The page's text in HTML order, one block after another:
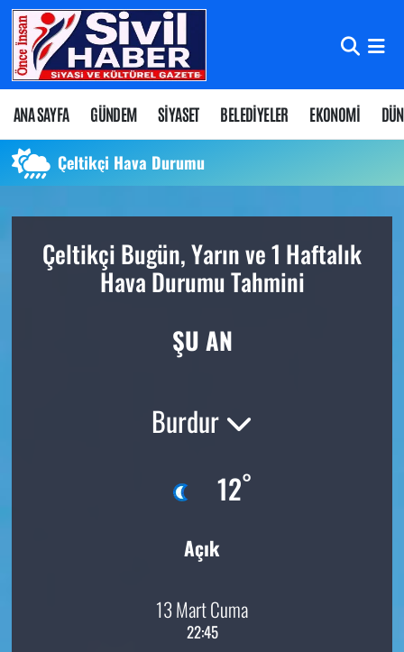
ANA SAYFA GÜNDEM SİYASET BELEDİYELER EKONOMİ
Çeltikçi Hava Durumu
Çeltikçi Bugün, Yarın ve 1 Haftalık
Hava Durumu Tahmini
ŞU AN
Burdur
12°
Açık
13 Mart Cuma
22:45
Nöbetçi Eczaneler
Hava Durumu
Namaz Vakitleri
Süper Lig Puan Durumu ve Fikstür
Tüm Manşetler
Son Dakika Haberleri